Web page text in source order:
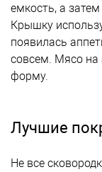
емкость, а
Крышку
появилась
совсем. Мясо на
форму.
Лучшие
Не все